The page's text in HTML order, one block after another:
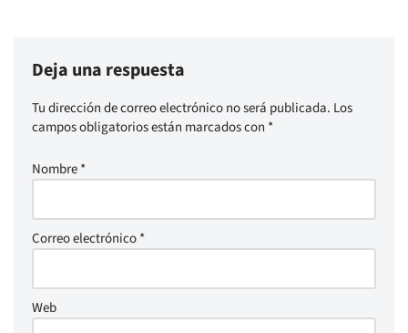
Deja una respuesta
Tu dirección de correo electrónico no será publicada. Los
campos obligatorios están marcados con *
Nombre*
Correo electrónico*
Web